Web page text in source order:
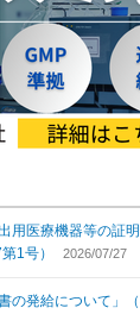
用医療機器等の証
1号）
2026/07/27
の発給について」（